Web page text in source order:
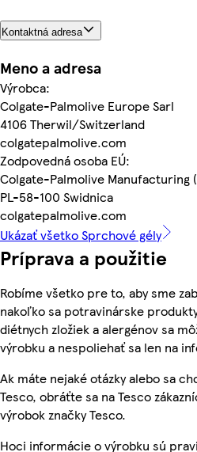
Kontaktná adresa
Meno a adresa
Výrobca:
Colgate-Palmolive Europe Sarl
4106 Therwil/Switzerland
colgatepalmolive.com
Zodpovedná osoba EÚ:
Colgate-Palmolive Manufacturing
PL-58-100 Swidnica
colgatepalmolive.com
Ukázať všetko Sprchové gély
Príprava a použitie
Robíme všetko pre to, aby sme
nakoľko sa potravinárske
diétnych zložiek a alergénov sa
výrobku a nespoliehať sa len na
Ak máte nejaké otázky alebo sa
Tesco, obráťte sa na Tesco
výrobok značky Tesco.
Hoci informácie o výrobku sú